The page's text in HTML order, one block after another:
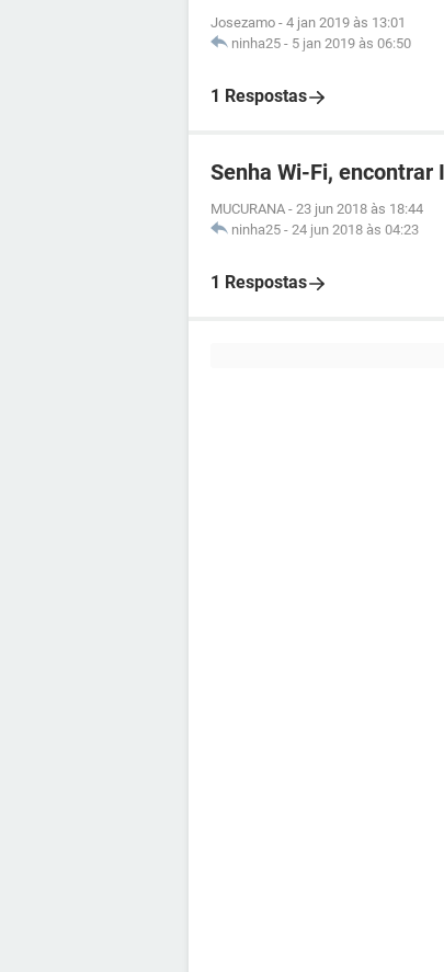
Josezamo - 4 jan 2019 às 13:01
ninha25 - 5 jan 2019 às 06:50
1 Respostas
Senha Wi-Fi, encontrar
MUCURANA - 23 jun 2018 às 18:44
ninha25 - 24 jun 2018 às 04:23
1 Respostas